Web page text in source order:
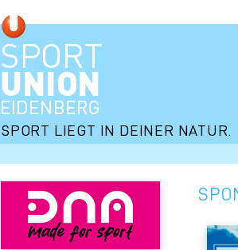
SPORT LIEGT IN DEINER NATUR.